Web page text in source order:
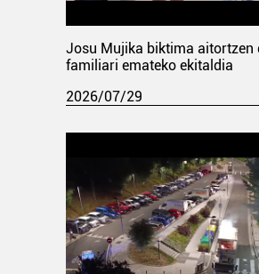
Josu Mujika biktima aitortzen
familiari emateko ekitaldia
2026/07/29